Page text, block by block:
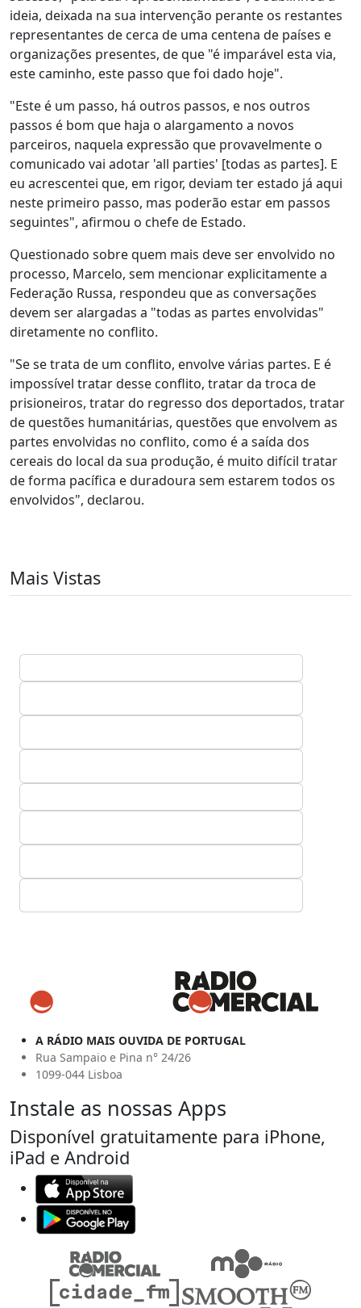
ideia, deixada na sua intervenção perante os restantes
representantes de cerca de uma centena de países e
organizações presentes, de que "é imparável esta via,
este caminho, este passo que foi dado hoje".
"Este é um passo, há outros passos, e nos outros
passos é bom que haja o alargamento a novos
parceiros, naquela expressão que provavelmente o
comunicado vai adotar 'all parties' [todas as partes]. E
eu acrescentei que, em rigor, deviam ter estado já aqui
neste primeiro passo, mas poderão estar em passos
seguintes", afirmou o chefe de Estado.
Questionado sobre quem mais deve ser envolvido no
processo, Marcelo, sem mencionar explicitamente a
Federação Russa, respondeu que as conversações
devem ser alargadas a "todas as partes envolvidas"
diretamente no conflito.
"Se se trata de um conflito, envolve várias partes. E é
impossível tratar desse conflito, tratar da troca de
prisioneiros, tratar do regresso dos deportados, tratar
de questões humanitárias, questões que envolvem as
partes envolvidas no conflito, como é a saída dos
cereais do local da sua produção, é muito difícil tratar
de forma pacífica e duradoura sem estarem todos os
envolvidos", declarou.
Mais Vistas
A RÁDIO MAIS OUVIDA DE PORTUGAL
Rua Sampaio e Pina n° 24/26
1099-044 Lisboa
Instale as nossas Apps
Disponível gratuitamente para iPhone,
iPad e Android